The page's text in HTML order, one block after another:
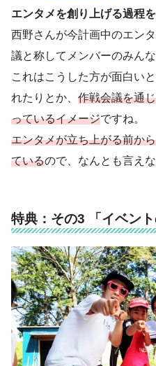
エンタメを創り上げる過程を
西野さんが今計画中のエン
議と称してメンバーのみん
これはこうした方が面白い
れたりとか、 作戦会議を通
っているイメージですね。
エンタメが立ち上がる前か
ているので、なんとも言え
特典：その3 「イベント